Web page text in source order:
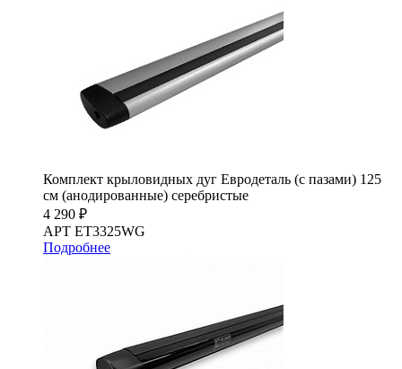
Комплект крыловидных дуг Евродеталь (с пазами) 125
см (анодированные) серебристые
4 290 ₽
АРТ ET3325WG
Подробнее